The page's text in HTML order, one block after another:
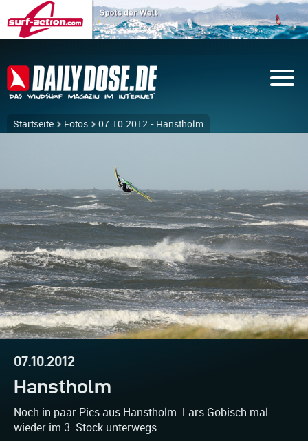
Startseite Fotos 07.10.2012 - Hanstholm
07.10.2012
Hanstholm
Noch in paar Pics aus Hanstholm. Lars Gobisch mal
wieder im 3. Stock unterwegs...